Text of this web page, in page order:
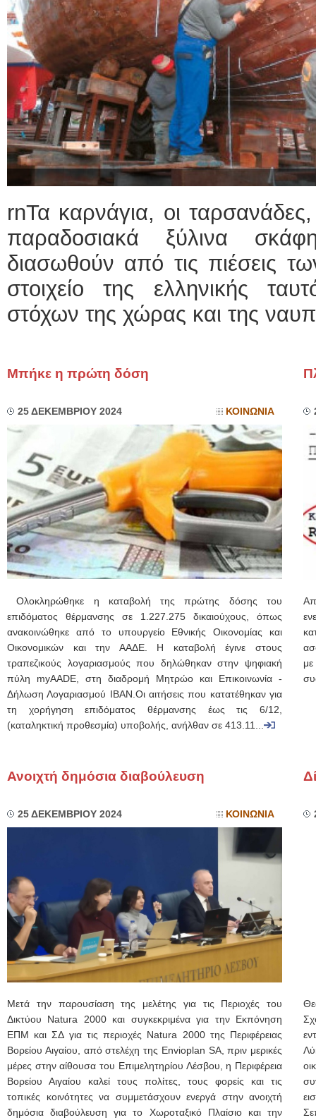
rnΤα καρνάγια, οι
παραδοσιακά ξύλινα
διασωθούν από τις πιέσεις
στοιχείο της ελληνικής
στόχων της χώρας και της
Μπήκε η πρώτη δόση
25 ΔΕΚΕΜΒΡΙΟΥ 2024 ΚΟΙΝΩΝΙΑ
Ολοκληρώθηκε η καταβολή της πρώτης δόσης του
επιδόματος θέρμανσης σε 1.227.275 δικαιούχους, όπως
ανακοινώθηκε από το υπουργείο Εθνικής Οικονομίας και
Οικονομικών και την ΑΑΔΕ. Η καταβολή έγινε στους
τραπεζικούς λογαριασμούς που δηλώθηκαν στην ψηφιακή
πύλη myAADE, στη διαδρομή Μητρώο και Επικοινωνία -
Δήλωση Λογαριασμού IBAN.Οι αιτήσεις που κατατέθηκαν για
τη χορήγηση επιδόματος θέρμανσης έως τις 6/12,
(καταληκτική προθεσμία) υποβολής, ανήλθαν σε 413.11...
Ανοιχτή δημόσια διαβούλευση
25 ΔΕΚΕΜΒΡΙΟΥ 2024 ΚΟΙΝΩΝΙΑ
Μετά την παρουσίαση της μελέτης για τις Περιοχές του
Δικτύου Natura 2000 και συγκεκριμένα για την Εκπόνηση
ΕΠΜ και ΣΔ για τις περιοχές Natura 2000 της Περιφέρειας
Βορείου Αιγαίου, από στελέχη της Envioplan SA, πριν μερικές
μέρες στην αίθουσα του Επιμελητηρίου Λέσβου, η Περιφέρεια
Βορείου Αιγαίου καλεί τους πολίτες, τους φορείς και τις
τοπικές κοινότητες να συμμετάσχουν ενεργά στην ανοιχτή
δημόσια διαβούλευση για το Χωροταξικό Πλαίσιο και την